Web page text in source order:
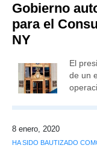
Gobierno
para el
NY
El
de un
8 enero, 2020
HA SIDO BAUTIZADO